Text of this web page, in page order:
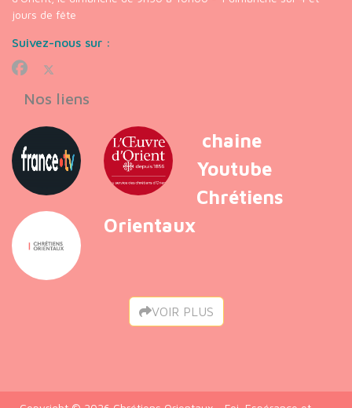
jours de fête
Suivez-nous sur :
Nos liens
chaine
Youtube
Chrétiens
Orientaux
VOIR PLUS